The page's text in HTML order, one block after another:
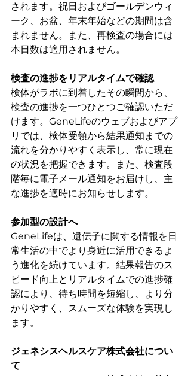
されます。祝日およびゴールデンウィ
ーク、お盆、年末年始などの期間は含
まれません。また、再検査の場合には
本日数は適用されません。
検査の進捗をリアルタイムで確認
検体がラボに到着したその瞬間から、
検査の進捗を一つひとつご確認いただ
けます。GeneLifeのウェブおよびアプ
リでは、検体受領から結果通知までの
流れを分かりやすく表示し、常に現在
の状況を把握できます。また、検査段
階毎に電子メール通知をお届けし、主
な進捗を適時にお知らせします。
参加型の設計へ
GeneLifeは、遺伝子に関する情報を日
常生活の中でより身近に活用できるよ
う進化を続けています。結果報告のス
ピード向上とリアルタイムでの進捗確
認により、待ち時間を短縮し、より分
かりやすく、スムーズな体験を実現し
ます。
ジェネシスヘルスケア株式会社につい
て